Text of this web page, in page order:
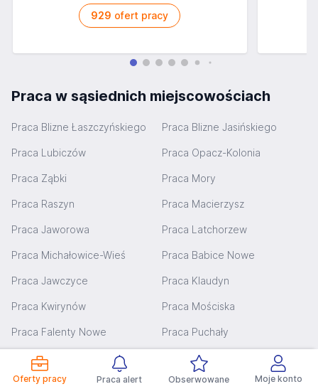
Oferty pracy Praca alert Obserwowane Moje konto
929 ofert pracy
Praca w sąsiednich miejscowościach
Praca Blizne Łaszczyńskiego Praca Blizne Jasińskiego
Praca Lubiczów Praca Opacz-Kolonia
Praca Ząbki Praca Mory
Praca Raszyn Praca Macierzysz
Praca Jaworowa Praca Latchorzew
Praca Michałowice-Wieś Praca Babice Nowe
Praca Jawczyce Praca Klaudyn
Praca Kwirynów Praca Mościska
Praca Falenty Nowe Praca Puchały
Praca Bronisze Praca Reguły